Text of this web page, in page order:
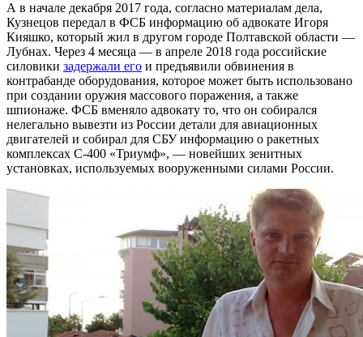
А в начале декабря 2017 года, согласно материалам дела,
Кузнецов передал в ФСБ информацию об адвокате Игоря
Кияшко, который жил в другом городе Полтавской области —
Лубнах. Через 4 месяца — в апреле 2018 года российские
силовики задержали его и предъявили обвинения в
контрабанде оборудования, которое может быть использовано
при создании оружия массового поражения, а также
шпионаже. ФСБ вменяло адвокату то, что он собирался
нелегально вывезти из России детали для авиационных
двигателей и собирал для СБУ информацию о ракетных
комплексах С-400 «Триумф», — новейших зенитных
установках, используемых вооруженными силами России.